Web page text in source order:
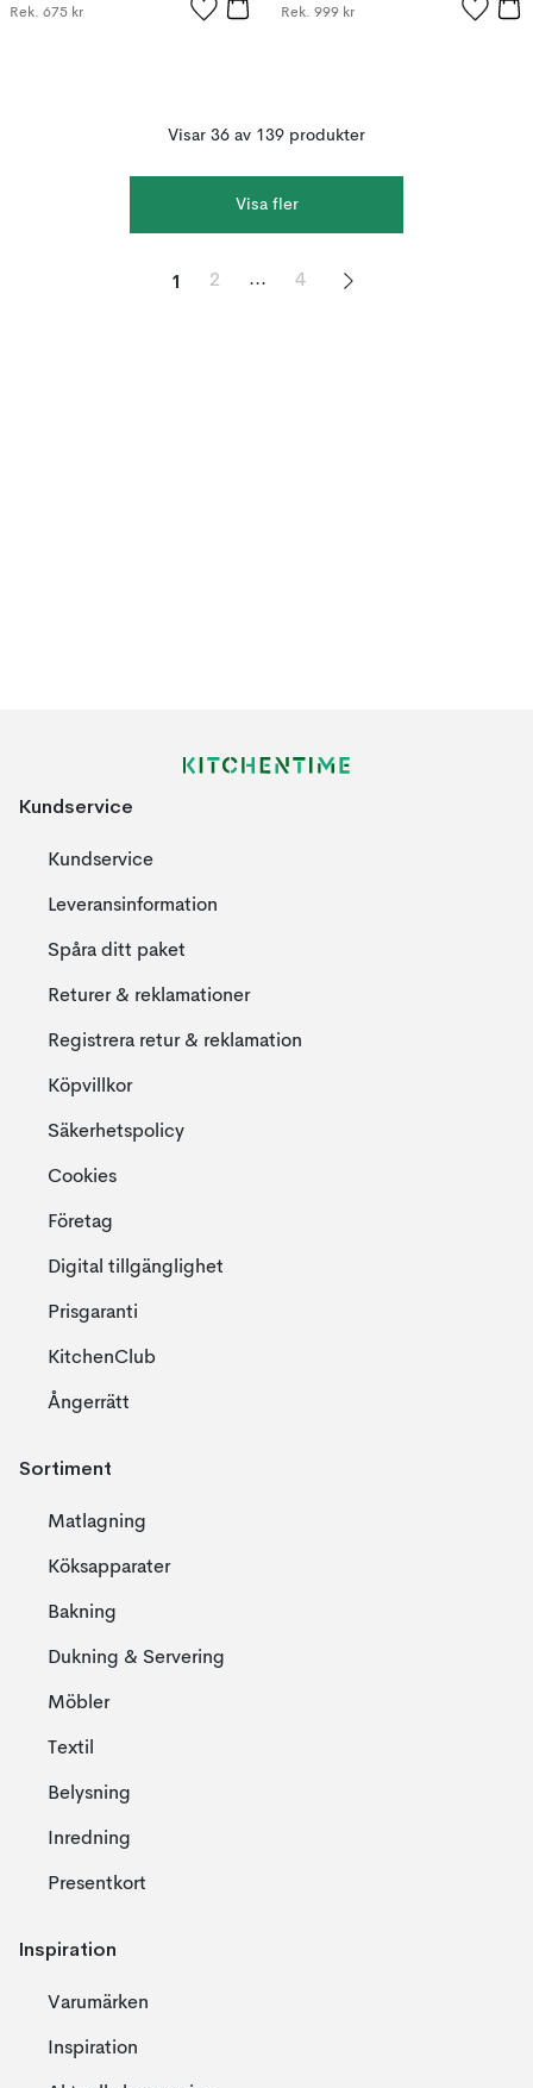
Rek. 675 kr Rek. 999 kr
Visar 36 av 139 produkter
Visa fler
1 2 ... 4
Kundservice
Kundservice
Leveransinformation
Spåra ditt paket
Returer & reklamationer
Registrera retur & reklamation
Köpvillkor
Säkerhetspolicy
Cookies
Företag
Digital tillgänglighet
Prisgaranti
KitchenClub
Ångerrätt
Sortiment
Matlagning
Köksapparater
Bakning
Dukning & Servering
Möbler
Textil
Belysning
Inredning
Presentkort
Inspiration
Varumärken
Inspiration